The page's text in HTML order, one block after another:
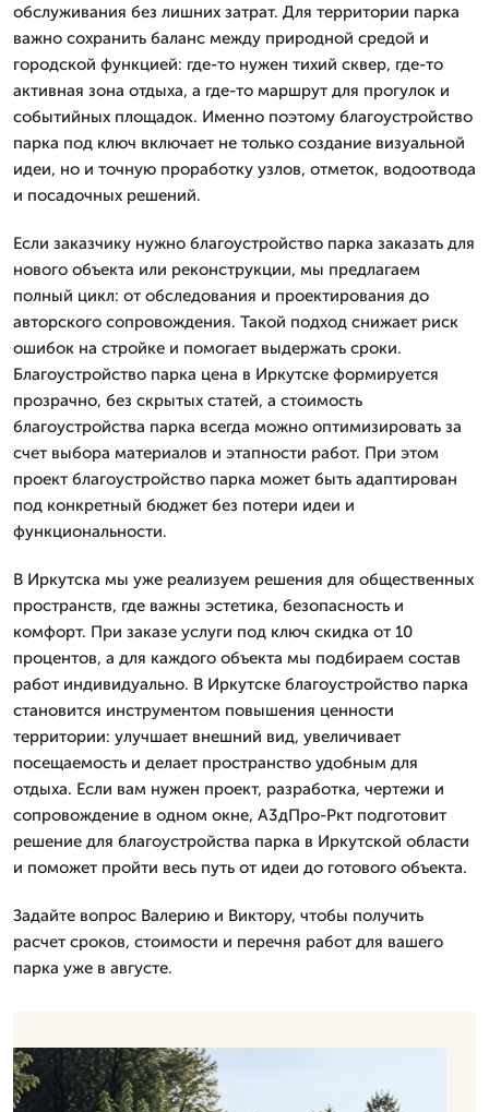
обслуживания без лишних затрат. Для территории парка
важно сохранить баланс между природной средой и
городской функцией: где-то нужен тихий сквер, где-то
активная зона отдыха, а где-то маршрут для прогулок и
событийных площадок. Именно поэтому благоустройство
парка под ключ включает не только создание визуальной
идеи, но и точную проработку узлов, отметок, водоотвода
и посадочных решений.
Если заказчику нужно благоустройство парка заказать для
нового объекта или реконструкции, мы предлагаем
полный цикл: от обследования и проектирования до
авторского сопровождения. Такой подход снижает риск
ошибок на стройке и помогает выдержать сроки.
Благоустройство парка цена в Иркутске формируется
прозрачно, без скрытых статей, а стоимость
благоустройства парка всегда можно оптимизировать за
счет выбора материалов и этапности работ. При этом
проект благоустройство парка может быть адаптирован
под конкретный бюджет без потери идеи и
функциональности.
В Иркутска мы уже реализуем решения для общественных
пространств, где важны эстетика, безопасность и
комфорт. При заказе услуги под ключ скидка от 10
процентов, а для каждого объекта мы подбираем состав
работ индивидуально. В Иркутске благоустройство парка
становится инструментом повышения ценности
территории: улучшает внешний вид, увеличивает
посещаемость и делает пространство удобным для
отдыха. Если вам нужен проект, разработка, чертежи и
сопровождение в одном окне, А3дПро-Ркт подготовит
решение для благоустройства парка в Иркутской области
и поможет пройти весь путь от идеи до готового объекта.
Задайте вопрос Валерию и Виктору, чтобы получить
расчет сроков, стоимости и перечня работ для вашего
парка уже в августе.